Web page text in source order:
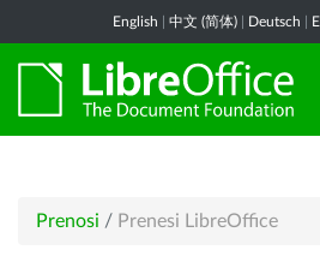
English 中文 (简体) Deutsch
Prenosi / Prenesi LibreOffice